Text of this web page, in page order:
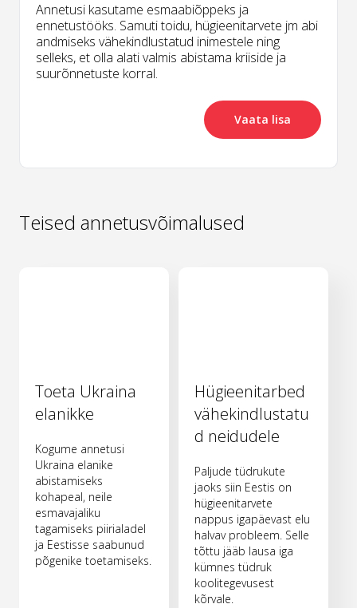
Annetusi kasutame esmaabiõppeks ja
ennetustööks. Samuti toidu, hügieenitarvete jm abi
andmiseks vähekindlustatud inimestele ning
selleks, et olla alati valmis abistama kriiside ja
suurõnnetuste korral.
Vaata lisa
Teised annetusvõimalused
Toeta Ukraina
elanikke
Kogume annetusi
Ukraina elanike
abistamiseks
kohapeal, neile
esmavajaliku
tagamiseks piirialadel
ja Eestisse saabunud
põgenike toetamiseks.
Hügieenitarbed
vähekindlustatu
d neidudele
Paljude tüdrukute
jaoks siin Eestis on
hügieenitarvete
nappus igapäevast elu
halvav probleem. Selle
tõttu jääb lausa iga
kümnes tüdruk
koolitegevusest
kõrvale.